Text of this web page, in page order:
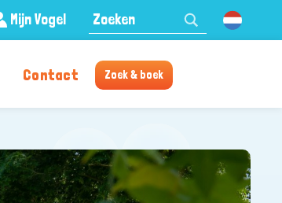
Mijn Vogel Zoeken:
Contact Zoek & boek